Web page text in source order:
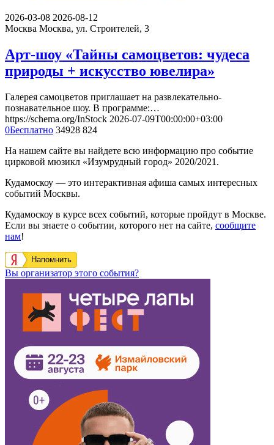
2026-03-08 2026-08-12
Москва Москва, ул. Строителей, 3
Арт-шоу «Тайны самоцветов: чудеса
природы + искусство ювелира»
Галерея самоцветов приглашает на развлекательно-
познавательное шоу. В программе:…
https://schema.org/InStock 2026-07-09T00:00:00+03:00
0Бесплатно 34928 824
На нашем сайте вы найдете всю информацию про событие
цирковой мюзикл «Изумрудный город» 2020/2021.
Кудамоскоу — это интерактивная афиша самых интересных
событий Москвы.
Кудамоскоу в курсе всех событий, которые пройдут в Москве.
Если вы знаете о событии, которого нет на сайте, сообщите
нам!
Напомнить
Вы организатор этого события?